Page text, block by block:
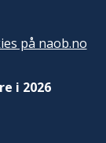
på naob.no
i 2026